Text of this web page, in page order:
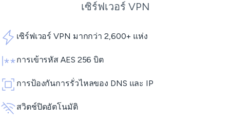
เซิร์ฟเวอร์ VPN
เซิร์ฟเวอร์ VPN มากกว่า 2,600+ แห่ง
การเข้ารหัส AES 256 บิต
การป้องกันการรั่วไหลของ DNS และ IP
สวิตช์ปิดอัตโนมัติ